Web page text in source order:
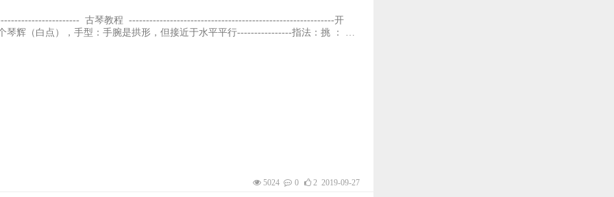
古琴教程 ------------------------------------------------------------开
琴辉（白点），手型：手腕是拱形，但接近于水平平行----------------指法：挑 ： 大
5024 0 2 2019-09-27